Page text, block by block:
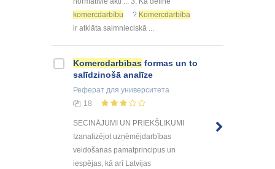
komercdarbību
? Komercdarbība
ir atklāta saimnieciskā ...
Komercdarbības formas un to
salīdzinošā analīze
Реферат для университета
18
SECINĀJUMI UN PRIEKŠLIKUMI
Izanalizējot uzņēmējdarbības
veidošanas pamatprincipus un
iespējas, kā arī Latvijas